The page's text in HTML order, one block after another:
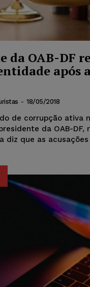
da OAB-DF
após
- 18/05/2018
de corrupção ativa
da OAB-DF,
diz que as